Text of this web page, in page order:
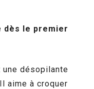
dès le premier
une désopilante
aime à croquer